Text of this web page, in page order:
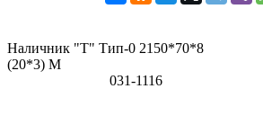
Наличник "Т" Тип-0 2150*70*8
(20*3) M
031-1116